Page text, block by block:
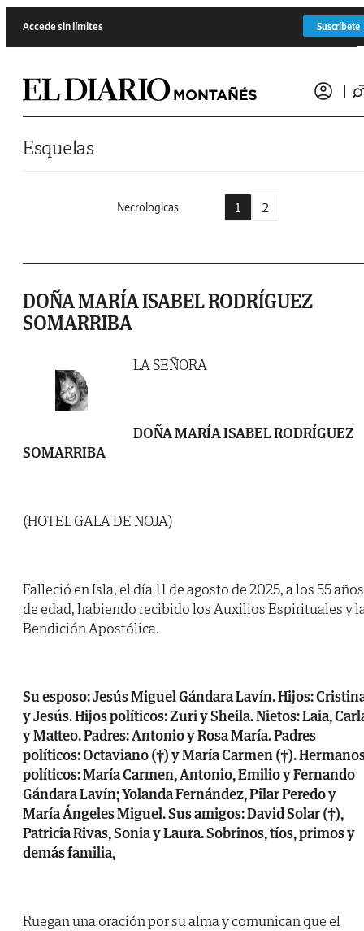
Accede sin límites Suscríbete
Esquelas
Necrologicas 1 2
DOÑA MARÍA ISABEL RODRÍGUEZ
SOMARRIBA
LA SEÑORA
DOÑA MARÍA ISABEL RODRÍGUEZ
SOMARRIBA
(HOTEL GALA DE NOJA)
Falleció en Isla, el día 11 de agosto de 2025, a los 55 años
de edad, habiendo recibido los Auxilios Espirituales y
Bendición Apostólica.
Su esposo: Jesús Miguel Gándara Lavín. Hijos:
y Jesús. Hijos políticos: Zuri y Sheila. Nietos: Laia,
y Matteo. Padres: Antonio y Rosa María. Padres
políticos: Octaviano (†) y María Carmen (†).
políticos: María Carmen, Antonio, Emilio y Fernando
Gándara Lavín; Yolanda Fernández, Pilar Peredo y
María Ángeles Miguel. Sus amigos: David Solar (†),
Patricia Rivas, Sonia y Laura. Sobrinos, tíos, primos y
demás familia,
Ruegan una oración por su alma y comunican que el